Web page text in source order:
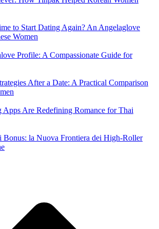
to Start Dating Again? An Angelaglove
Women
Profile: A Compassionate Guide for
After a Date: A Practical Comparison
Are Redefining Romance for Thai
la Nuova Frontiera dei High‑Roller